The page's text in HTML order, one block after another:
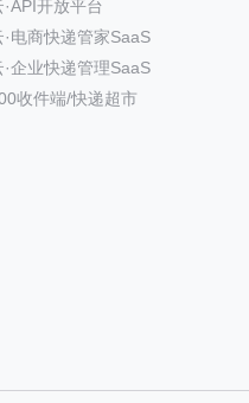
开放平台
·电商快递管家SaaS
·企业快递管理SaaS
收件端/快递超市